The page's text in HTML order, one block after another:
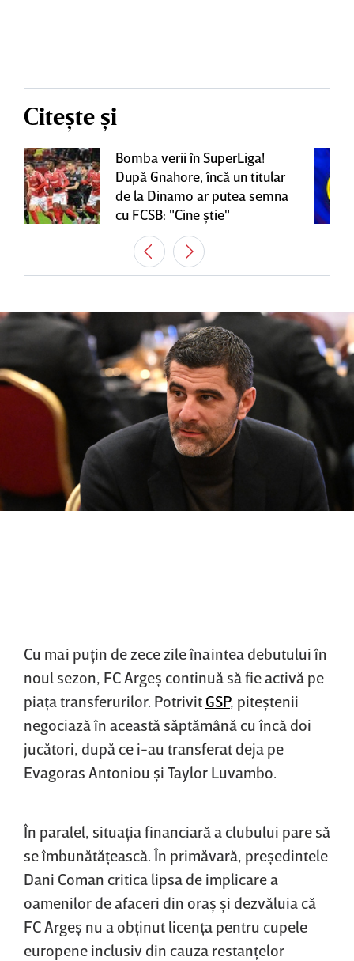
Citește și
Bomba verii în SuperLiga!
După Gnahore, încă un titular
de la Dinamo ar putea semna
cu FCSB: "Cine ştie"
Cu mai puţin de zece zile înaintea debutului în
noul sezon, FC Argeş continuă să fie activă pe
piaţa transferurilor. Potrivit GSP, piteştenii
negociază în această săptămână cu încă doi
jucători, după ce i-au transferat deja pe
Evagoras Antoniou şi Taylor Luvambo.
În paralel, situaţia financiară a clubului pare să
se îmbunătăţească. În primăvară, preşedintele
Dani Coman critica lipsa de implicare a
oamenilor de afaceri din oraş şi dezvăluia că
FC Argeş nu a obţinut licenţa pentru cupele
europene inclusiv din cauza restanţelor